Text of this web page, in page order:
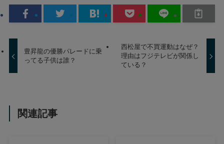
豊昇龍の優勝パレードに乗
ってる子供は誰？
西松屋で不買運動はなぜ？
理由はフジテレビが関係し
ている？
関連記事